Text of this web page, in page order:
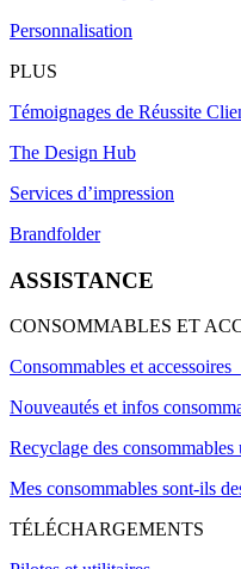
Personnalisation
PLUS
Témoignages de Réussite
The Design Hub
Services d’impression
Brandfolder
ASSISTANCE
CONSOMMABLES ET
Consommables et accessoires
Nouveautés et infos
Recyclage des consommables
Mes consommables sont-ils
TÉLÉCHARGEMENTS